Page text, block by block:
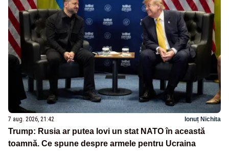
7 aug. 2026, 21:42 Ionuț Nichita
Trump: Rusia ar putea lovi un stat NATO în această
toamnă. Ce spune despre armele pentru Ucraina